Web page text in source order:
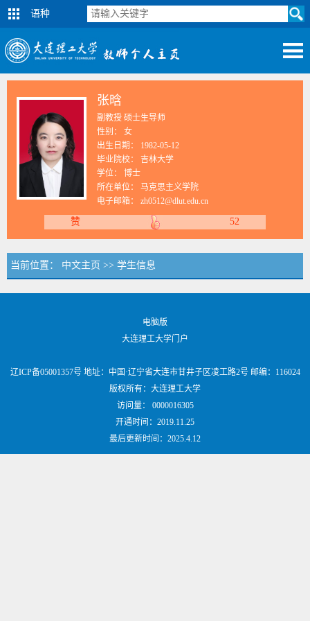
语种
张晗
副教授 硕士生导师
性别： 女
出生日期： 1982-05-12
毕业院校： 吉林大学
学位： 博士
所在单位： 马克思主义学院
电子邮箱：zh0512@dlut.edu.cn
赞 52
当前位置： 中文主页 >> 学生信息
电脑版
大连理工大学门户
辽ICP备05001357号 地址：中国·辽宁省大连市甘井子区凌工路2号 邮编：116024
版权所有：大连理工大学
访问量： 0000016305
开通时间： 2019.11.25
最后更新时间： 2025.4.12